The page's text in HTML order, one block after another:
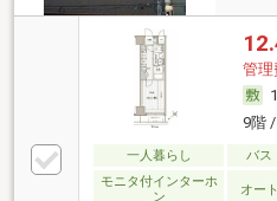
管理
9階
一人暮らし バス
モニタ付インターホ
ン
オー